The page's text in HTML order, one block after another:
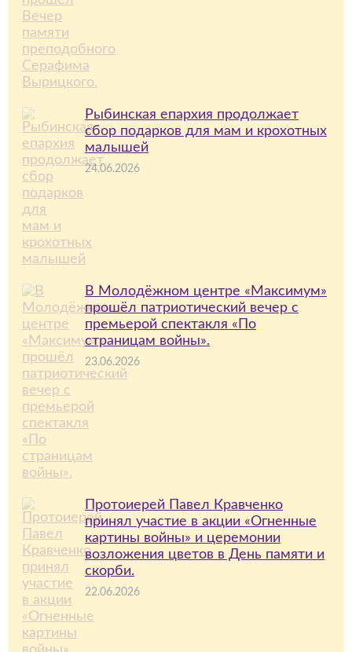
Рыбинская епархия продолжает
сбор подарков для мам и крохотных
малышей
24.06.2026
В Молодёжном центре «Максимум»
прошёл патриотический вечер с
премьерой спектакля «По
страницам войны».
23.06.2026
Протоиерей Павел Кравченко
принял участие в акции «Огненные
картины войны» и церемонии
возложения цветов в День памяти и
скорби.
22.06.2026